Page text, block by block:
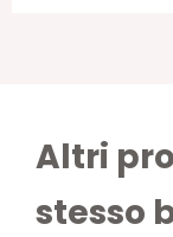
Altri
stesso